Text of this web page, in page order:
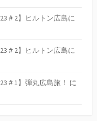
＃2】ヒルトン広島に
＃2】ヒルトン広島に
＃1】弾丸広島旅！ に